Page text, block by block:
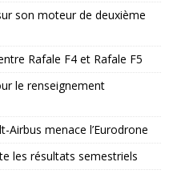
son moteur de deuxième
Rafale F4 et Rafale F5
le renseignement
Airbus menace l’Eurodrone
les résultats semestriels